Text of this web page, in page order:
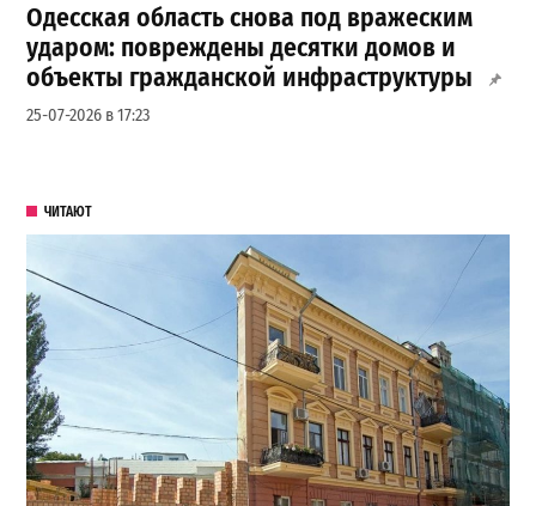
Одесская область снова под вражеским
ударом: повреждены десятки домов и
объекты гражданской инфраструктуры
25-07-2026 в 17:23
ЧИТАЮТ